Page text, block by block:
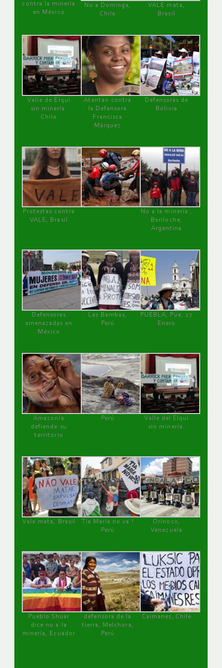
contra la minería
en México
No a Dominga,
Chile
VALE mata,
Brasil
Valle de Elqui
sin minería.
Chile
Atentan contra
la Defensora
Francisca
Márquez
Defensoras de
Bolivia
Protestas contra
VALE, Brasil
No a la minería ,
Bariloche,
Argentina
Defensoras
amenazadas en
México
Las Bambas,
Perú
PUEBLA, Pue, 27
Enero
Amazonía
defiende su
territorio
Perú
Valle del Elqui
sin minería.
Vale mata, Brasil
Tía María no va !
Perú
Orinoco,
Venezuela
Pueblo Shuar
dice no a la
minería, Ecuador
defensora de la
tierra, Melchora,
Perú
Caimanes, Chile